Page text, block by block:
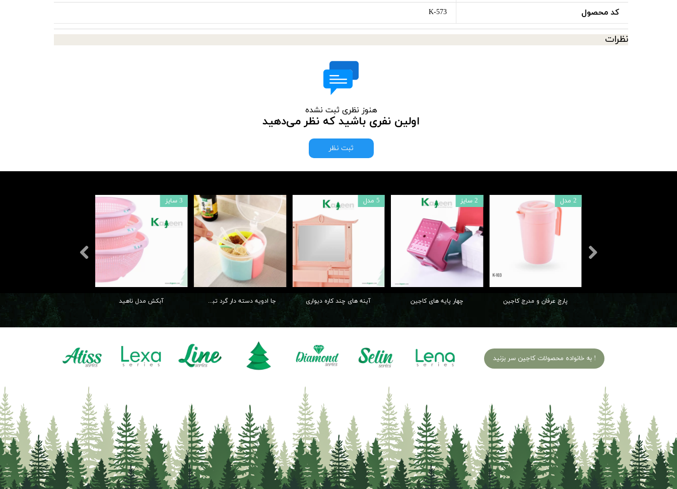
کد محصول K-573
نظرات
هنوز نظری ثبت نشده
اولین نفری باشید که نظر می‌دهید
ثبت نظر
سبد دربدار کودک آبکش مدل ناهید
3 سایز
جا ادویه دسته دار گرد تبسم آینه های چند کاره دیواری
5 مدل
چهار پایه های کاجین
2 سایز
پارچ عرفان و مدرج کاجین
2 مدل
به خانواده محصولات کاجین سر بزنید !